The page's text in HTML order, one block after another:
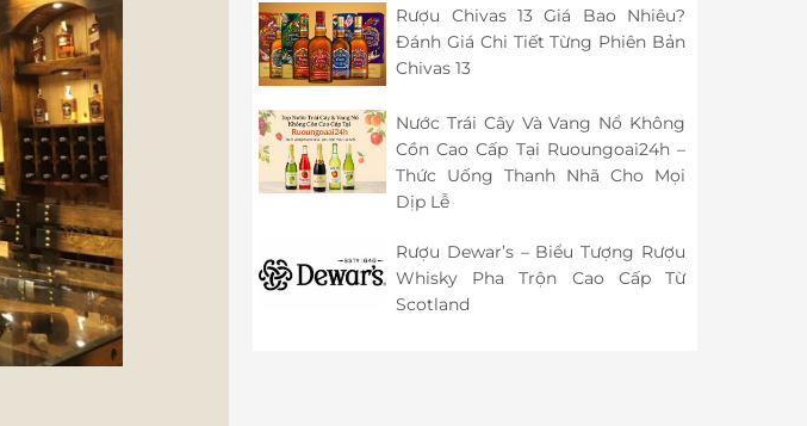
Rượu Chivas 13 Giá Bao Nhiêu?
Đánh Giá Chi Tiết Từng Phiên Bản
Chivas 13
Nước Trái Cây Và Vang Nổ Không
Cồn Cao Cấp Tại Ruoungoai24h –
Thức Uống Thanh Nhã Cho Mọi
Dịp Lễ
Rượu Dewar’s – Biểu Tượng Rượu
Whisky Pha Trộn Cao Cấp Từ
Scotland